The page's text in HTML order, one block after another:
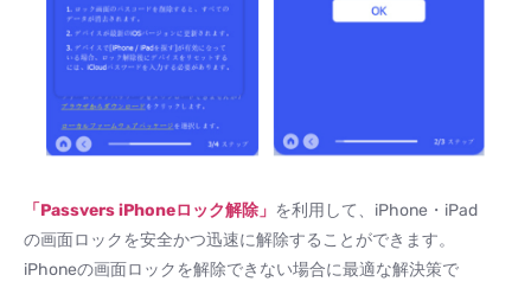
「Passvers iPhoneロック解除」 を利用して、iPhone・iPad
の画面ロックを安全かつ迅速に解除することができます。
iPhoneの画面ロックを解除できない場合に最適な解決策で